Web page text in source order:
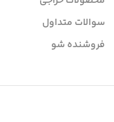
سوالات متداول
فروشنده شو